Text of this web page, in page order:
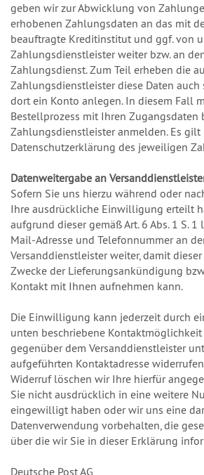
geben wir zur Abwicklung von
erhobenen Zahlungsdaten an das mit
beauftragte Kreditinstitut und ggf. von
Zahlungsdienstleister weiter bzw. an
Zahlungsdienst. Zum Teil erheben die
Zahlungsdienstleister diese Daten auch
dort ein Konto anlegen. In diesem Fall
Bestellprozess mit Ihren Zugangsdaten
Zahlungsdienstleister anmelden. Es
Datenschutzerklärung des jeweiligen
Datenweitergabe an
Sofern Sie uns hierzu während oder
Ihre ausdrückliche Einwilligung erteilt
aufgrund dieser gemäß Art. 6 Abs. 1 S. 1
Mail-Adresse und Telefonnummer an
Versanddienstleister weiter, damit
Zwecke der Lieferungsankündigung
Kontakt mit Ihnen aufnehmen kann.
Die Einwilligung kann jederzeit durch
unten beschriebene
gegenüber dem Versanddienstleister
aufgeführten Kontaktadresse
Widerruf löschen wir Ihre hierfür
Sie nicht ausdrücklich in eine weitere
eingewilligt haben oder wir uns eine
Datenverwendung vorbehalten, die
über die wir Sie in dieser Erklärung
Deutsche Post AG